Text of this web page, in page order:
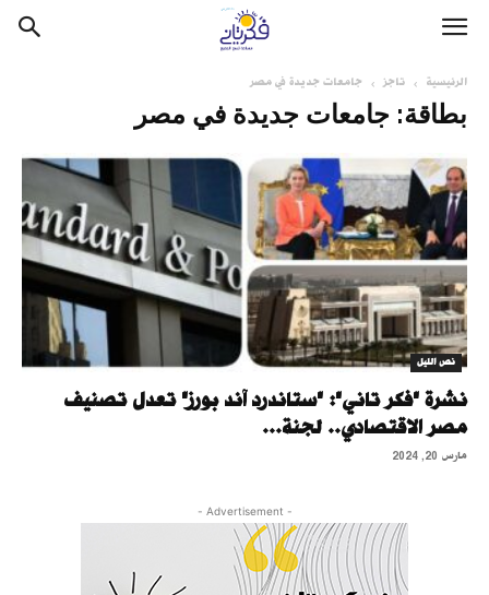
الرئيسية تاجز جامعات جديدة في مصر
بطاقة: جامعات جديدة في مصر
نص الليل
نشرة "فكر تاني": "ستاندرد آند بورز" تعدل تصنيف
مصر الاقتصادي.. لجنة...
مارس 20, 2024
- Advertisement -